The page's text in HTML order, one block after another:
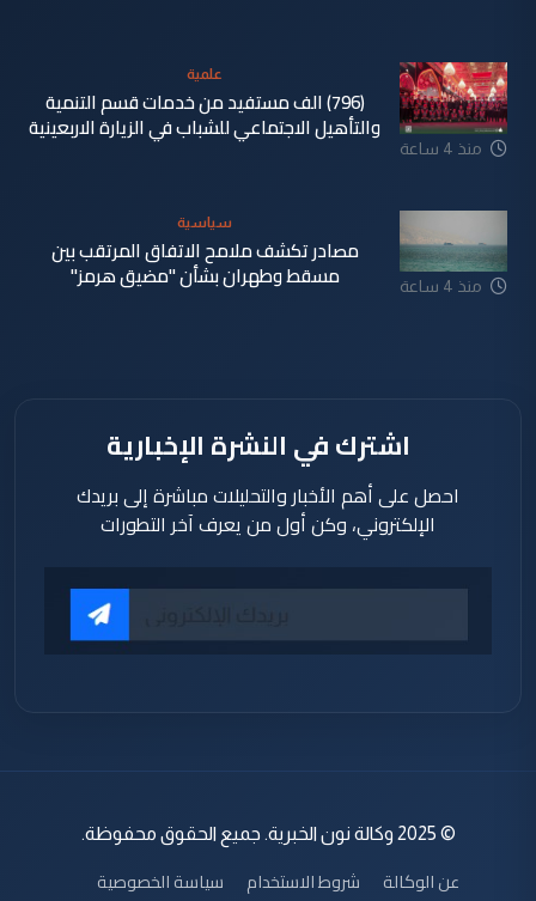
منذ 4 ساعة
علمية
(796) الف مستفيد من خدمات قسم التنمية
والتأهيل الاجتماعي للشباب في الزيارة الاربعينية
منذ 4 ساعة
سياسية
مصادر تكشف ملامح الاتفاق المرتقب بين
مسقط وطهران بشأن "مضيق هرمز"
اشترك في النشرة الإخبارية
احصل على أهم الأخبار والتحليلات مباشرة إلى بريدك
الإلكتروني، وكن أول من يعرف آخر التطورات
© 2025 وكالة نون الخبرية. جميع الحقوق محفوظة.
عن الوكالة شروط الاستخدام
سياسة الخصوصية